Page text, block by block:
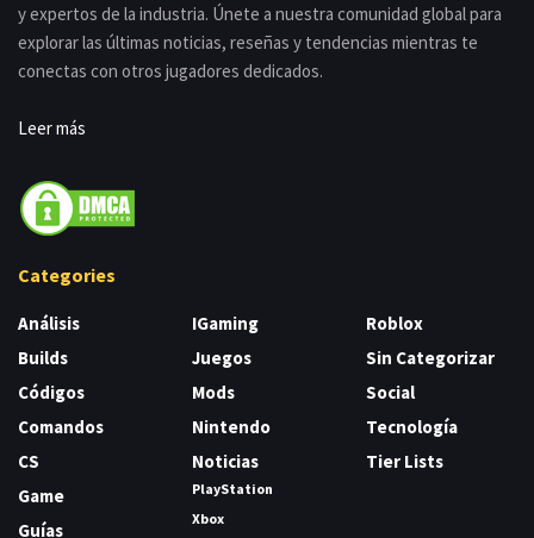
y expertos de la industria. Únete a nuestra comunidad global para
explorar las últimas noticias, reseñas y tendencias mientras te
conectas con otros jugadores dedicados.
Leer más
Categories
Análisis
Builds
Códigos
Comandos
CS
Game
Guías
IGaming
Juegos
Mods
Nintendo
Noticias
PlayStation
Xbox
Roblox
Sin Categorizar
Social
Tecnología
Tier Lists